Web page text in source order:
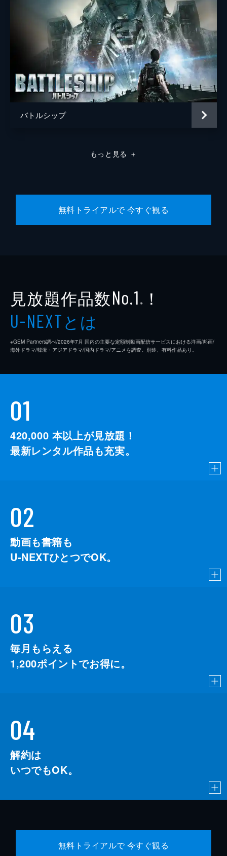
バトルシップ
もっと見る ＋
無料トライアルで 今すぐ観る
見放題作品数No.1 ※ ！
U-NEXTとは
※GEM Partners調べ/2026年7⽉ 国内の主要な定額制動画配信サービスにおける洋画/邦画/
海外ドラマ/韓流・アジアドラマ/国内ドラマ/アニメを調査。別途、有料作品あり。
01
420,000 本以上が見放題！
最新レンタル作品も充実。
02
動画も書籍も
U-NEXTひとつでOK。
03
毎月もらえる
1,200ポイントでお得に。
04
解約は
いつでもOK。
無料トライアルで 今すぐ観る